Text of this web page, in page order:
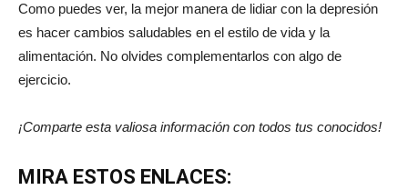
Como puedes ver, la mejor manera de lidiar con la depresión
es hacer cambios saludables en el estilo de vida y la
alimentación. No olvides complementarlos con algo de
ejercicio.
¡Comparte esta valiosa información con todos tus conocidos!
MIRA ESTOS ENLACES: